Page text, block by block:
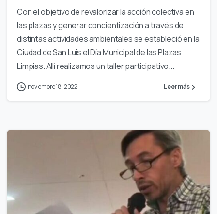
Con el objetivo de revalorizar la acción colectiva en
las plazas y generar concientización a través de
distintas actividades ambientales se estableció en la
Ciudad de San Luis el Día Municipal de las Plazas
Limpias. Allí realizamos un taller participativo...
noviembre 18, 2022 Leer más